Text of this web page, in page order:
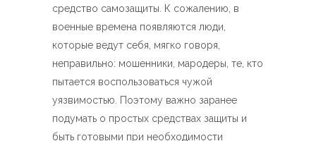
средство самозащиты. К сожалению, в
военные времена появляются люди,
которые ведут себя, мягко говоря,
неправильно: мошенники, мародеры, те, кто
пытается воспользоваться чужой
уязвимостью. Поэтому важно заранее
подумать о простых средствах защиты и
быть готовыми при необходимости